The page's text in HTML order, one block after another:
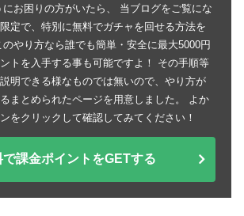
にお困りの方がいたら、 当ブログをご覧にな
定で、特別に無料でガチャを回せる方法を
のやり方なら誰でも簡単・安全に最大5000円
トを入手する事も可能ですよ！ その手順等
明できる様なものでは無いので、やり方が
まとめられたページを用意しました。 よか
をクリックして確認してみてください！
で課金ポイントをGETする